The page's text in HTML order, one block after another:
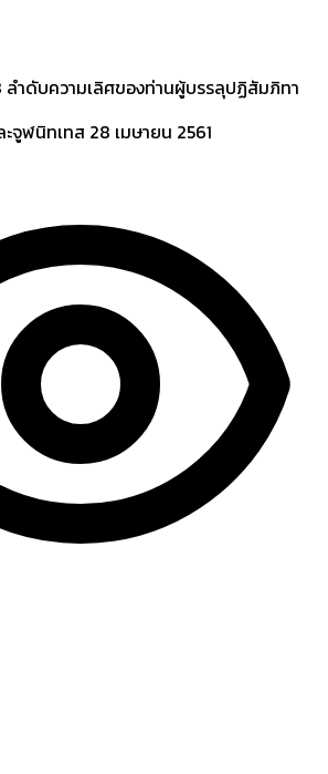
ำดับความเลิศของท่านผู้บรรลุปฏิสัมภิทา
จูฬนิทเทส 28 เมษายน 2561